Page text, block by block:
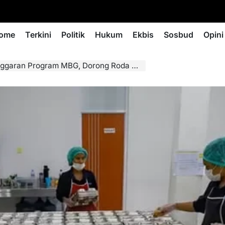
Terkini Politik Hukum Ekbis Sosbud Opini
MBG, Dorong Roda Perekonomian Nasional